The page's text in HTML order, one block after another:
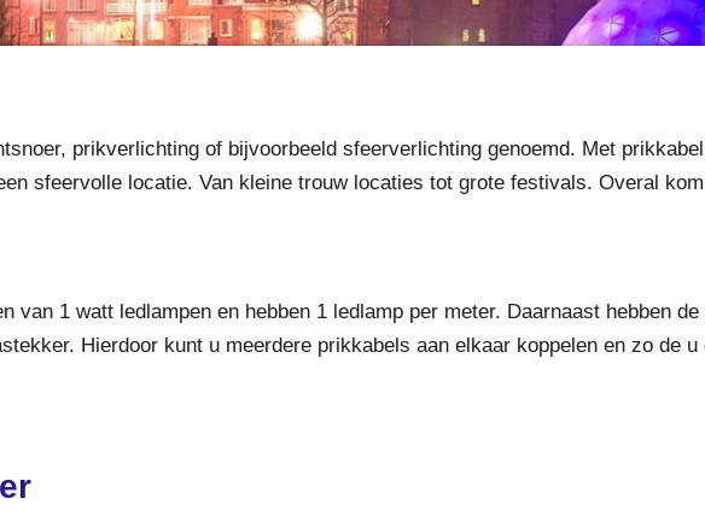
prikverlichting of bijvoorbeeld sfeerverlichting genoemd. Met
sfeervolle locatie. Van kleine trouw locaties tot grote festivals. Overal
van 1 watt ledlampen en hebben 1 ledlamp per meter. Daarnaast hebben
Hierdoor kunt u meerdere prikkabels aan elkaar koppelen en zo de u